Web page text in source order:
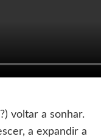
voltar a sonhar.
a expandir a